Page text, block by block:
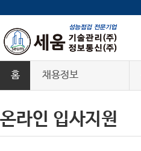
홈 채용정보
온라인 입사지원